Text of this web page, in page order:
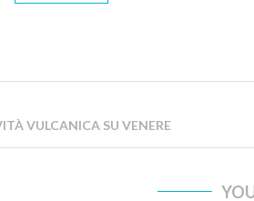
VULCANICA SU VENERE